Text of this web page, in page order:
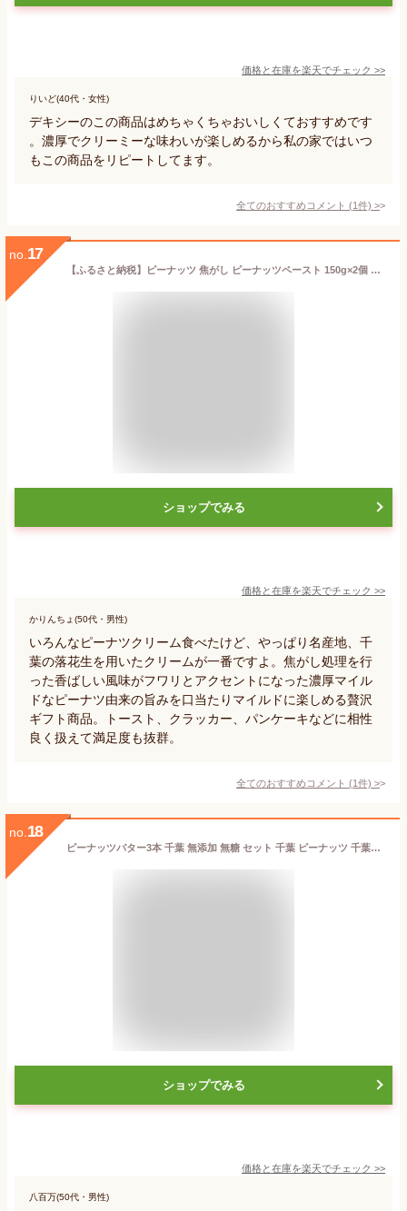
価格と在庫を楽天でチェック >>
りいど(40代・女性)
デキシーのこの商品はめちゃくちゃおいしくておすすめです
。濃厚でクリーミーな味わいが楽しめるから私の家ではいつ
もこの商品をリピートしてます。
全てのおすすめコメント (1件) >
no. 17
【ふるさと納税】ピーナッツ 焦がし ピーナッツペースト 150g×2個 ピーナッツクリーム ピーナッツバター 落花生 朝食 朝ごはん おやつ スイーツ 調味料 ザクザク ジャム クリーム ペースト 食物繊維 ビタミン 高タンパク 健康 常温 千葉 千葉県 千葉市
ショップでみる
価格と在庫を楽天でチェック >>
かりんちょ(50代・男性)
いろんなピーナツクリーム食べたけど、やっぱり名産地、千
葉の落花生を用いたクリームが一番ですよ。焦がし処理を行
った香ばしい風味がフワリとアクセントになった濃厚マイル
ドなピーナツ由来の旨みを口当たりマイルドに楽しめる贅沢
ギフト商品。トースト、クラッカー、パンケーキなどに相性
良く扱えて満足度も抜群。
全てのおすすめコメント (1件) >
no. 18
ピーナッツバター3本 千葉 無添加 無糖 セット 千葉 ピーナッツ 千葉県産 落花生 濃厚 ピーナッツペースト ピーナッツクリーム ジャム ナッツ 贈答 ギフト プレゼント 送料無料 千葉県 旭市 株式会社ヤマハン
ショップでみる
価格と在庫を楽天でチェック >>
八百万(50代・男性)